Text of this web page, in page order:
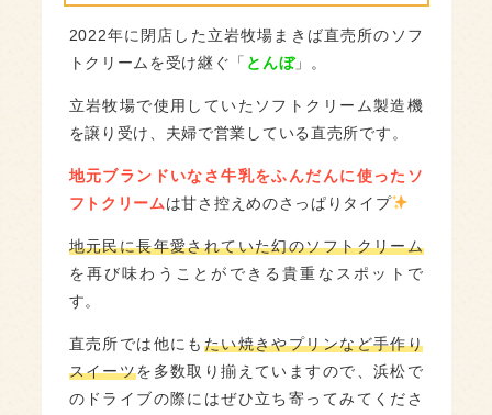
2022年に閉店した立岩牧場まきば直売所のソフ
トクリームを受け継ぐ「 とんぼ」。
立岩牧場で使用していたソフトクリーム製造機
を譲り受け、夫婦で営業している直売所です。
地元ブランドいなさ牛乳をふんだんに使ったソ
フトクリームは甘さ控えめのさっぱりタイプ
地元民に長年愛されていた幻のソフトクリーム
を再び味わうことができる貴重なスポットで
す。
直売所では他にも たい焼きやプリンなど手作り
スイーツを多数取り揃えていますので、浜松で
のドライブの際にはぜひ立ち寄ってみてくださ